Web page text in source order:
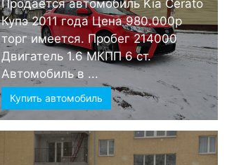
Продается автомобиль Kia Cerato
Купэ 2011 года Цена 980.000р
торг имеется. Пробег 214000
Двигатель 1.6 МКПП 6 ст.
Автомобиль в ...
Купить автомобиль